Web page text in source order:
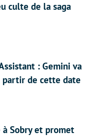
culte de la saga
: Gemini va
partir de cette date
à Sobry et promet